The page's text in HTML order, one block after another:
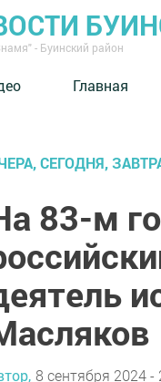
- Буинский район
Главная
СЕГОДНЯ,
83-м
8 сентября 2024 -